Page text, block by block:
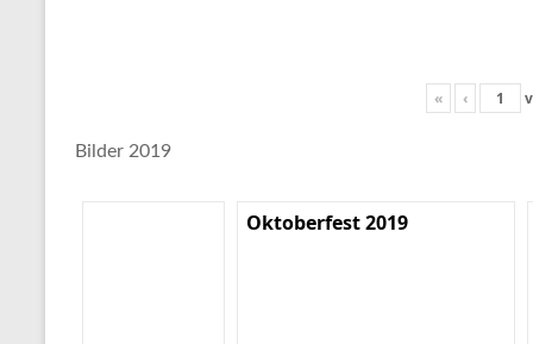
« ‹
Bilder 2019
Oktoberfest 2019